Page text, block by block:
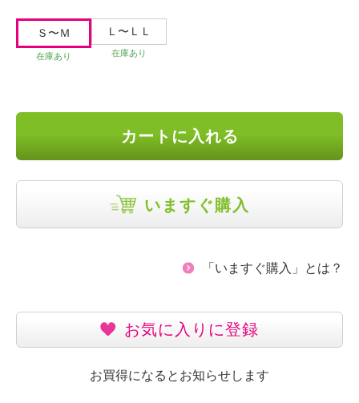
Ｓ〜Ｍ
在庫あり
Ｌ〜ＬＬ
在庫あり
カートに入れる
いますぐ購入
「いますぐ購入」とは？
お気に入りに登録
お買得になるとお知らせします